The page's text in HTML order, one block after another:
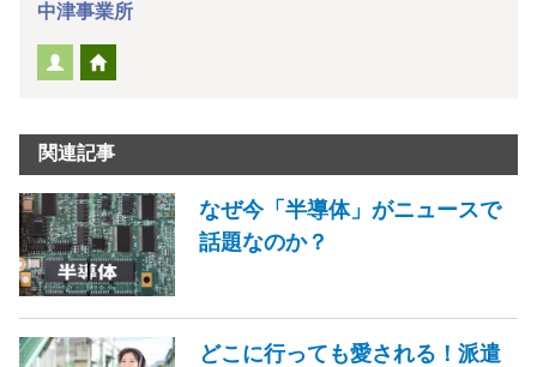
中津事業所
関連記事
なぜ今「半導体」がニュースで
話題なのか？
どこに行っても愛される！派遣